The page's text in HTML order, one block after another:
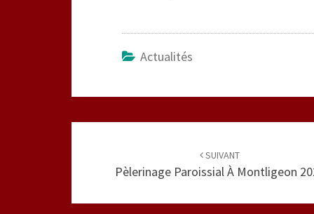
Actualités
SUIVANT
Pèlerinage Paroissial À Montligeon